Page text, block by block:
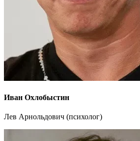
Иван Охлобыстин
Лев Арнольдович (психолог)